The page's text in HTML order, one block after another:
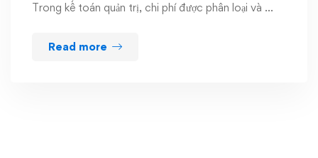
Trong kế toán quản trị, chi phí được phân loại và …
Read more